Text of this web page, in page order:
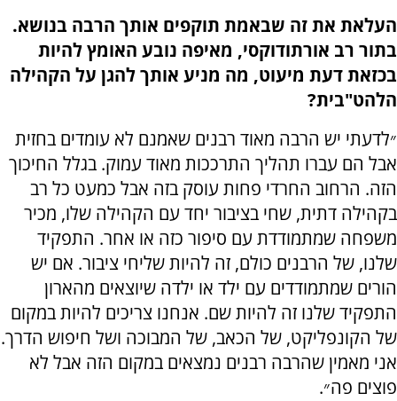
העלאת את זה שבאמת תוקפים אותך הרבה בנושא.
בתור רב אורתודוקסי, מאיפה נובע האומץ להיות
בכזאת דעת מיעוט, מה מניע אותך להגן על הקהילה
הלהט"בית?
״לדעתי יש הרבה מאוד רבנים שאמנם לא עומדים בחזית
אבל הם עברו תהליך התרככות מאוד עמוק. בגלל החיכוך
הזה. הרחוב החרדי פחות עוסק בזה אבל כמעט כל רב
בקהילה דתית, שחי בציבור יחד עם הקהילה שלו, מכיר
משפחה שמתמודדת עם סיפור כזה או אחר. התפקיד
שלנו, של הרבנים כולם, זה להיות שליחי ציבור. אם יש
הורים שמתמודדים עם ילד או ילדה שיוצאים מהארון
התפקיד שלנו זה להיות שם. אנחנו צריכים להיות במקום
של הקונפליקט, של הכאב, של המבוכה ושל חיפוש הדרך.
אני מאמין שהרבה רבנים נמצאים במקום הזה אבל לא
פוצים פה״.